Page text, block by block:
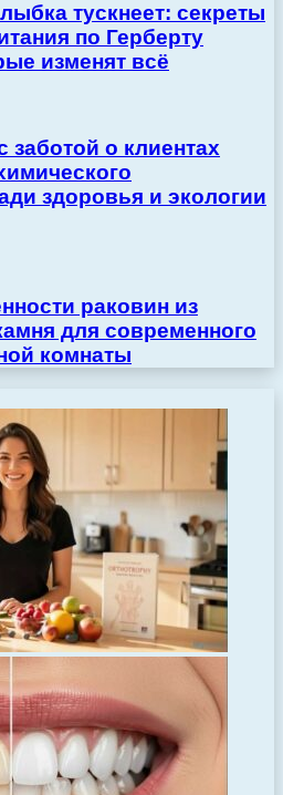
тускнеет: секреты
по Герберту
изменят всё
заботой о клиентах
здоровья и экологии
раковин из
для современного
комнаты